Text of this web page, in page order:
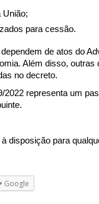
União;
para cessão.
de atos do
Além disso,
no decreto.
representa um
disposição para
Google